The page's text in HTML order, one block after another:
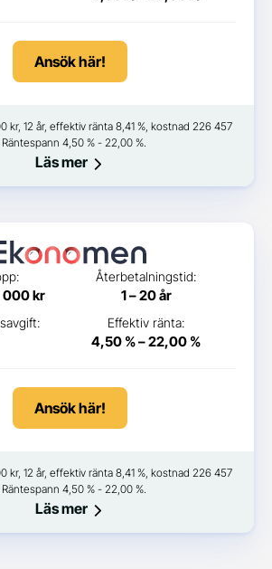
Ansök här!
kr, 12 år, effektiv ränta 8,41 %, kostnad 226 457
4,50 % - 22,00 %.
Läs mer
000 kr
Återbetalningstid:
1 – 20 år
Effektiv ränta:
4,50 % – 22,00 %
Ansök här!
kr, 12 år, effektiv ränta 8,41 %, kostnad 226 457
4,50 % - 22,00 %.
Läs mer